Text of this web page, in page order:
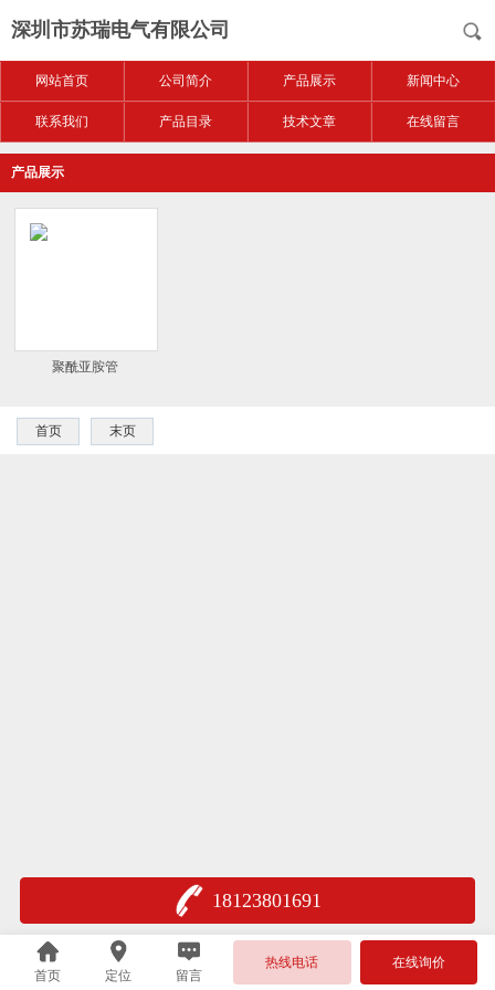
深圳市苏瑞电气有限公司
网站首页 公司简介 产品展示 新闻中心
联系我们 产品目录 技术文章 在线留言
产品展示
聚酰亚胺管
首页 末页
18123801691
首页 定位 留言
热线电话 在线询价